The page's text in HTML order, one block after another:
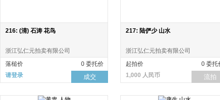
216: (清) 石涛 花鸟
浙江弘仁元拍卖有限公司
落槌价
0 委托价
请登录
成交
217: 陆俨少 山水
浙江弘仁元拍卖有限公司
起拍价
0 委托
1,000 人民币
流拍